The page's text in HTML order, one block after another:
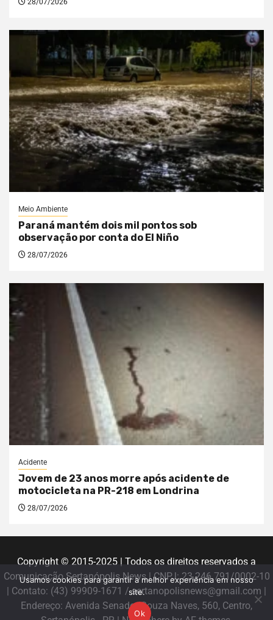
28/07/2026
Meio Ambiente
Paraná mantém dois mil pontos sob
observação por conta do El Niño
28/07/2026
Acidente
Jovem de 23 anos morre após acidente de
motocicleta na PR-218 em Londrina
28/07/2026
Copyright © 2015-2025 | Todos os direitos reservados a
Comunicação Sertanópolis News | CNPJ: 23.246.791/0002-10
| Contato: (43) 99909-1671 / sertanopolisnews@gmail.com |
Endereço: Avenida Senador Souza Naves, 560, Centro,
Usamos cookies para garantir a melhor experiência em nosso
site.
Ok